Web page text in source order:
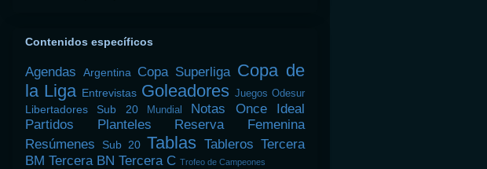
Contenidos específicos
Agendas Argentina Copa Superliga Copa de
la Liga Entrevistas Goleadores Juegos Odesur
Libertadores Sub 20 Mundial Notas
Once Ideal
Partidos
Planteles
Reserva Femenina
Resúmenes
Sub 20 Tablas Tableros Tercera
BM Tercera BN Tercera C Trofeo de Campeones